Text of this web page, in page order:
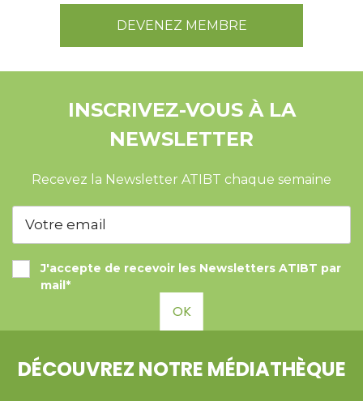
DEVENEZ MEMBRE
INSCRIVEZ-VOUS À LA
NEWSLETTER
Recevez la Newsletter ATIBT chaque semaine
J'accepte de recevoir les Newsletters ATIBT par
mail*
OK
DÉCOUVREZ NOTRE MÉDIATHÈQUE